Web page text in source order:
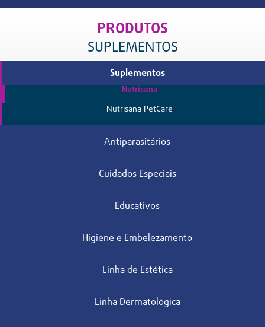
PRODUTOS
SUPLEMENTOS
Suplementos
Nutrisana
Nutrisana PetCare
Antiparasitários
Cuidados Especiais
Educativos
Higiene e Embelezamento
Linha de Estética
Linha Dermatológica